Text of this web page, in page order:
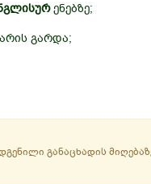
ენებზე;
გარდა;
განაცხადის